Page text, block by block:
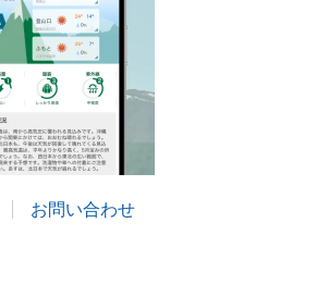
お問い合わせ